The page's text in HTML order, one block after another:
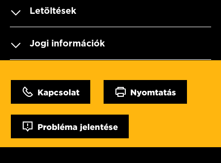
Letöltések
Jogi információk
Kapcsolat Nyomtatás
Probléma jelentése